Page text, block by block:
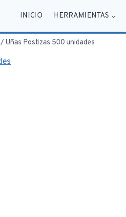
INICIO HERRAMIENTAS
/ Uñas Postizas 500 unidades